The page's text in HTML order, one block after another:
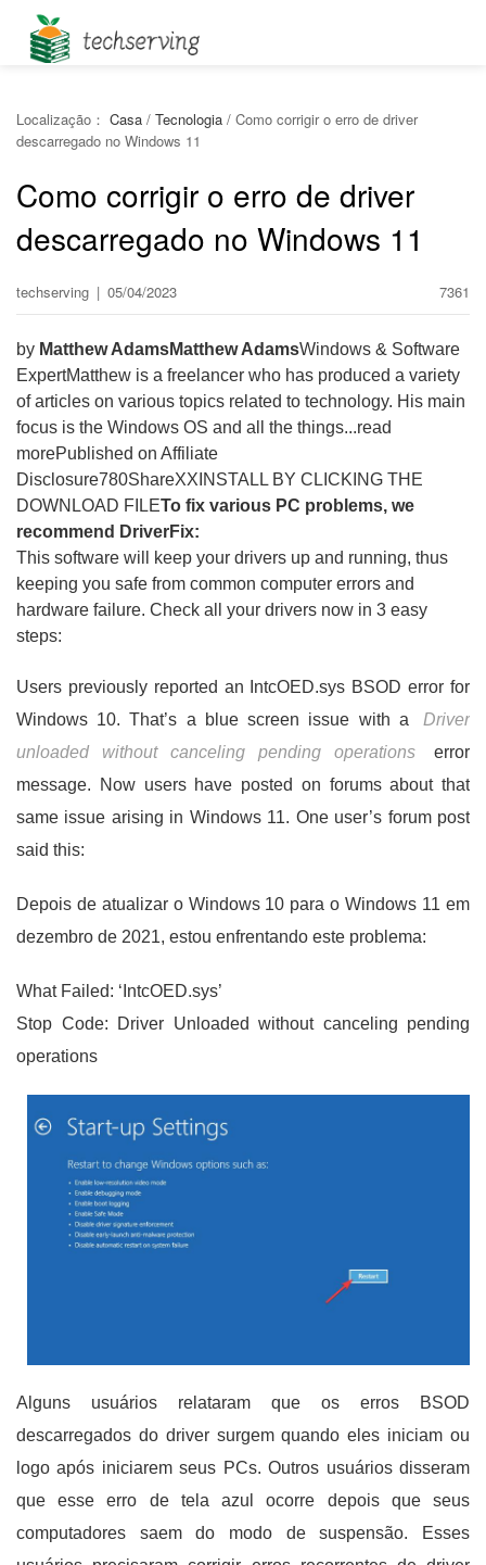
Localização： Casa / Tecnologia / Como corrigir o erro de driver
descarregado no Windows 11
Como corrigir o erro de driver
descarregado no Windows 11
techserving | 05/04/2023 7361
by Matthew AdamsMatthew AdamsWindows & Software
ExpertMatthew is a freelancer who has produced a variety
of articles on various topics related to technology. His main
focus is the Windows OS and all the things...read
morePublished on Affiliate
Disclosure780ShareXXINSTALL BY CLICKING THE
DOWNLOAD FILETo fix various PC problems, we
recommend DriverFix:
This software will keep your drivers up and running, thus
keeping you safe from common computer errors and
hardware failure. Check all your drivers now in 3 easy
steps:
Users previously reported an IntcOED.sys BSOD error for
Windows 10. That’s a blue screen issue with a
Driver
unloaded without canceling pending operations
error
message. Now users have posted on forums about that
same issue arising in Windows 11. One user’s forum post
said this:
Depois de atualizar o Windows 10 para o Windows 11 em
dezembro de 2021, estou enfrentando este problema:
What Failed: ‘IntcOED.sys’
Stop Code: Driver Unloaded without canceling pending
operations
Alguns usuários relataram que os erros BSOD
descarregados do driver surgem quando eles iniciam ou
logo após iniciarem seus PCs. Outros usuários disseram
que esse erro de tela azul ocorre depois que seus
computadores saem do modo de suspensão. Esses